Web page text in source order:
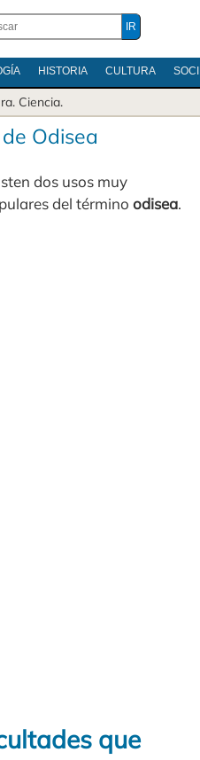
HISTORIA CULTURA
. Ciencia.
Odisea
dos usos muy
del términoodisea.
que